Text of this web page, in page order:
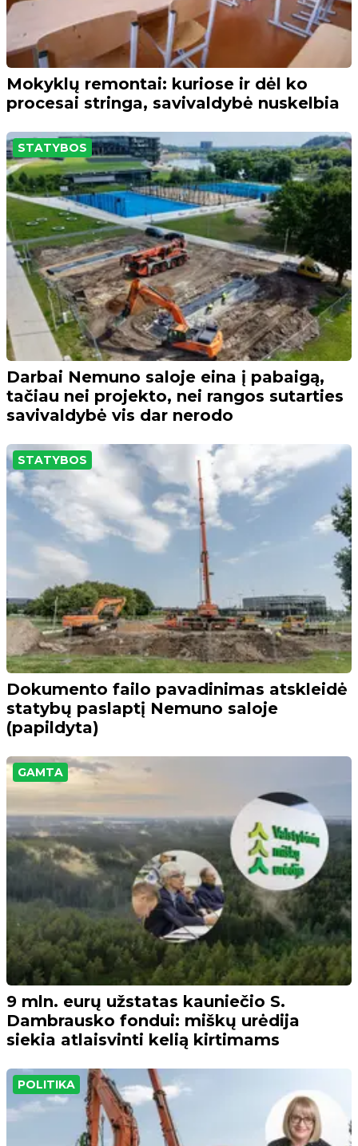
Mokyklų remontai: kuriose ir dėl ko
procesai stringa, savivaldybė nuskelbia
STATYBOS
Darbai Nemuno saloje eina į pabaigą,
tačiau nei projekto, nei rangos sutarties
savivaldybė vis dar nerodo
STATYBOS
Dokumento failo pavadinimas atskleidė
statybų paslaptį Nemuno saloje
(papildyta)
GAMTA
9 mln. eurų užstatas kauniečio S.
Dambrausko fondui: miškų urėdija
siekia atlaisvinti kelią kirtimams
POLITIKA